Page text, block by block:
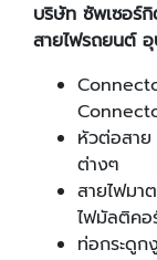
บริษัท ซัพเซอร์
สายไฟรถยนต์
หัวต่อสาย
ต่างๆ
สายไฟมา
ไฟมัลติค
ท่อกระดูก